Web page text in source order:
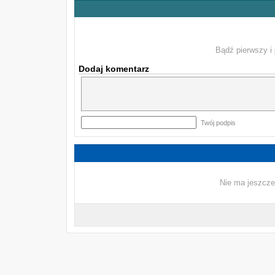
Bądź pierwszy i
Dodaj komentarz
Twój podpis
Nie ma